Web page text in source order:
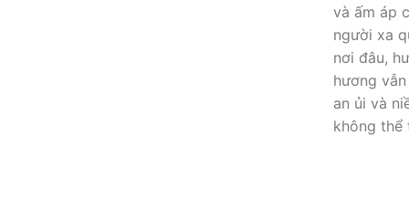
và ấm áp
người xa
nơi đâu,
hương
an ủi và
không thể